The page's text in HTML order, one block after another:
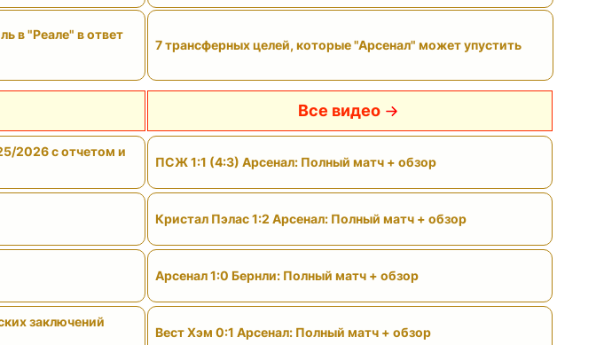
в "Реале" в ответ
7 трансферных целей, которые "Арсенал" может упустить
2026 с отчетом и
заключений
Все видео
ПСЖ 1:1 (4:3) Арсенал: Полный матч + обзор
Кристал Пэлас 1:2 Арсенал: Полный матч + обзор
Арсенал 1:0 Бернли: Полный матч + обзор
Вест Хэм 0:1 Арсенал: Полный матч + обзор